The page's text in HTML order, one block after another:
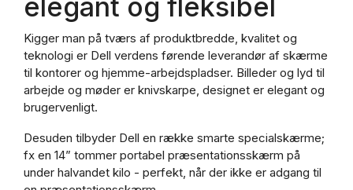
elegant og fleksibel
Kigger man på tværs af produktbredde, kvalitet og
teknologi er Dell verdens førende leverandør af skærme
til kontorer og hjemme-arbejdspladser. Billeder og lyd til
arbejde og møder er knivskarpe, designet er elegant og
brugervenligt.
Desuden tilbyder Dell en række smarte specialskærme;
fx en 14” tommer portabel præsentationsskærm på
under halvandet kilo - perfekt, når der ikke er adgang til